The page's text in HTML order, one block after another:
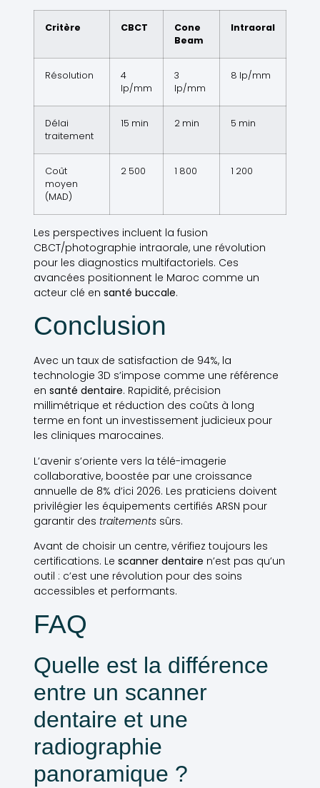
Critère CBCT
Cone
Beam
Intraoral
Résolution
4
lp/mm
3
lp/mm
8 lp/mm
Délai
traitement
15 min 2 min 5 min
Coût
moyen
(MAD)
2 500 1 800 1 200
Les perspectives incluent la fusion
CBCT/photographie intraorale, une révolution
pour les diagnostics multifactoriels. Ces
avancées positionnent le Maroc comme un
acteur clé en santé buccale.
Conclusion
Avec un taux de satisfaction de 94%, la
technologie 3D s’impose comme une référence
en santé dentaire. Rapidité, précision
millimétrique et réduction des coûts à long
terme en font un investissement judicieux pour
les cliniques marocaines.
L’avenir s’oriente vers la télé-imagerie
collaborative, boostée par une croissance
annuelle de 8% d’ici 2026. Les praticiens doivent
privilégier les équipements certifiés ARSN pour
garantir des traitementssûrs.
Avant de choisir un centre, vérifiez toujours les
certifications. Le scanner dentaire n’est pas qu’un
outil : c’est une révolution pour des soins
accessibles et performants.
FAQ
Quelle est la différence
entre un scanner
dentaire et une
radiographie
panoramique ?